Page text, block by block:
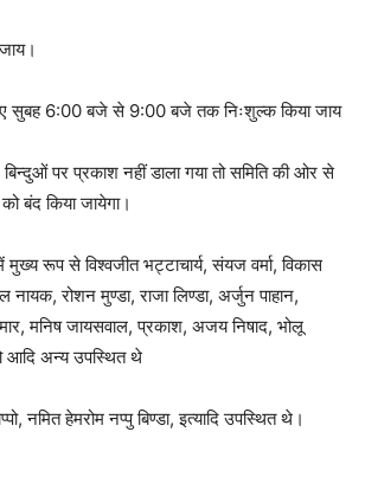
सुबह 6:00 बजे से 9:00 बजे तक निःशुल्क किया जाय
बिन्दुओं पर प्रकाश नहीं डाला गया तो समिति की ओर से
बंद किया जायेगा।
रूप से विश्वजीत भट्टाचार्य, संयज वर्मा, विकास
नायक, रोशन मुण्डा, राजा लिण्डा, अर्जुन पाहान,
मनिष जायसवाल, प्रकाश, अजय निषाद, भोलू
आदि अन्य उपस्थित थे
नमित हेमरोम नप्पु बिण्डा, इत्यादि उपस्थित थे।